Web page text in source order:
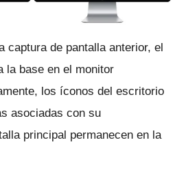
captura de pantalla anterior, el
la base en el monitor
los íconos del escritorio
asociadas con su
principal permanecen en la